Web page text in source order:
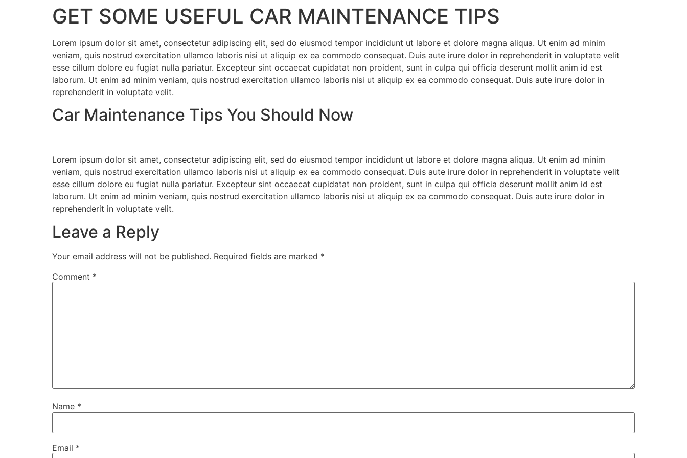
GET SOME USEFUL CAR MAINTENANCE TIPS
Lorem ipsum dolor sit amet, consectetur adipiscing elit, sed do eiusmod tempor incididunt ut labore et dolore magna aliqua. Ut enim ad minim
veniam, quis nostrud exercitation ullamco laboris nisi ut aliquip ex ea commodo consequat. Duis aute irure dolor in reprehenderit in voluptate velit
esse cillum dolore eu fugiat nulla pariatur. Excepteur sint occaecat cupidatat non proident, sunt in culpa qui officia deserunt mollit anim id est
laborum. Ut enim ad minim veniam, quis nostrud exercitation ullamco laboris nisi ut aliquip ex ea commodo consequat. Duis aute irure dolor in
reprehenderit in voluptate velit.
Car Maintenance Tips You Should Now
Lorem ipsum dolor sit amet, consectetur adipiscing elit, sed do eiusmod tempor incididunt ut labore et dolore magna aliqua. Ut enim ad minim
veniam, quis nostrud exercitation ullamco laboris nisi ut aliquip ex ea commodo consequat. Duis aute irure dolor in reprehenderit in voluptate velit
esse cillum dolore eu fugiat nulla pariatur. Excepteur sint occaecat cupidatat non proident, sunt in culpa qui officia deserunt mollit anim id est
laborum. Ut enim ad minim veniam, quis nostrud exercitation ullamco laboris nisi ut aliquip ex ea commodo consequat. Duis aute irure dolor in
reprehenderit in voluptate velit.
Leave a Reply
Your email address will not be published. Required fields are marked *
Comment *
Name *
Email *